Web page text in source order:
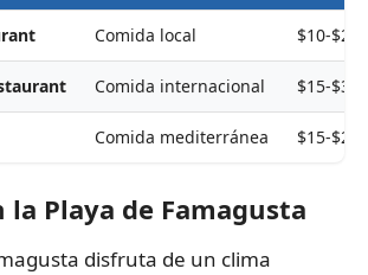
Comida local $10-$25
Comida internacional $15-$30
Comida mediterránea $15-$25
la Playa de Famagusta
disfruta de un clima